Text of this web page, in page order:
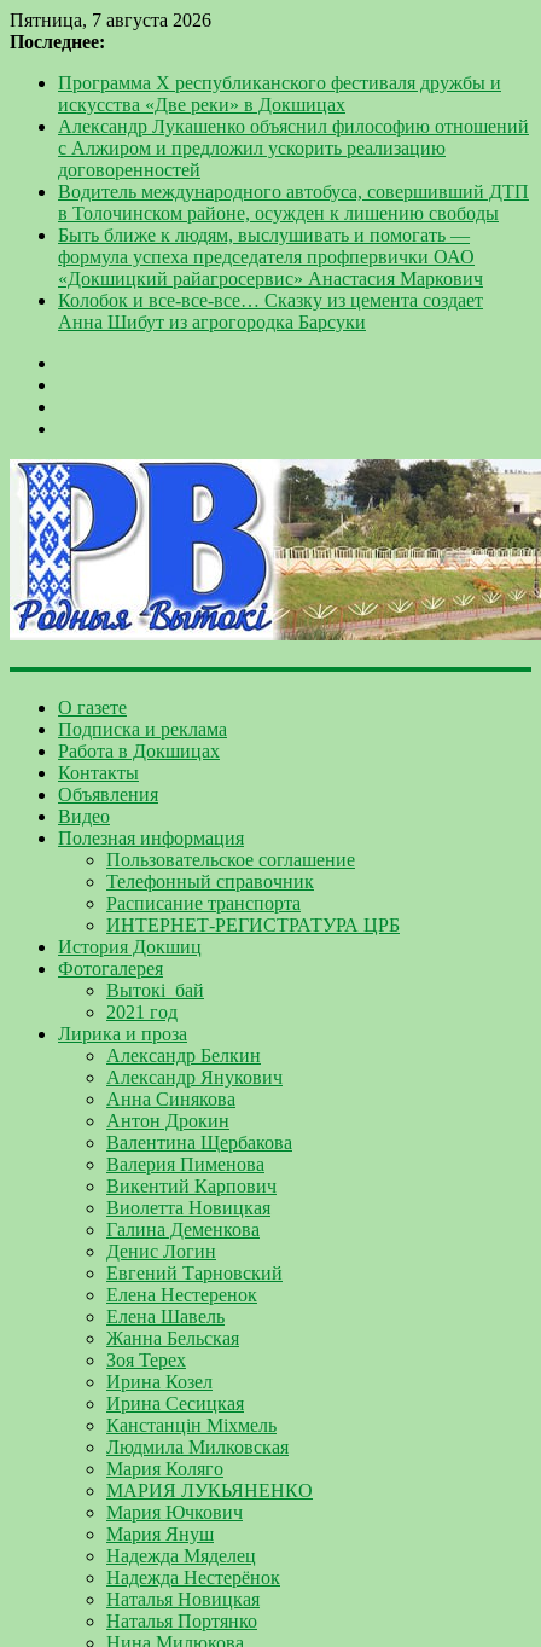
Пятница, 7 августа 2026
Последнее:
Программа Х республиканского фестиваля дружбы и
искусства «Две реки» в Докшицах
Александр Лукашенко объяснил философию отношений
с Алжиром и предложил ускорить реализацию
договоренностей
Водитель международного автобуса, совершивший ДТП
в Толочинском районе, осужден к лишению свободы
Быть ближе к людям, выслушивать и помогать —
формула успеха председателя профпервички ОАО
«Докшицкий райагросервис» Анастасия Маркович
Колобок и все-все-все… Сказку из цемента создает
Анна Шибут из агрогородка Барсуки
О газете
Подписка и реклама
Работа в Докшицах
Контакты
Объявления
Видео
Полезная информация
Пользовательское соглашение
Телефонный справочник
Расписание транспорта
ИНТЕРНЕТ-РЕГИСТРАТУРА ЦРБ
История Докшиц
Фотогалерея
Вытокі_бай
2021 год
Лирика и проза
Александр Белкин
Александр Янукович
Анна Синякова
Антон Дрокин
Валентина Щербакова
Валерия Пименова
Викентий Карпович
Виолетта Новицкая
Галина Деменкова
Денис Логин
Евгений Тарновский
Елена Нестеренок
Елена Шавель
Жанна Бельская
Зоя Терех
Ирина Козел
Ирина Сесицкая
Канстанцін Міхмель
Людмила Милковская
Мария Коляго
МАРИЯ ЛУКЬЯНЕНКО
Мария Ючкович
Мария Януш
Надежда Мяделец
Надежда Нестерёнок
Наталья Новицкая
Наталья Портянко